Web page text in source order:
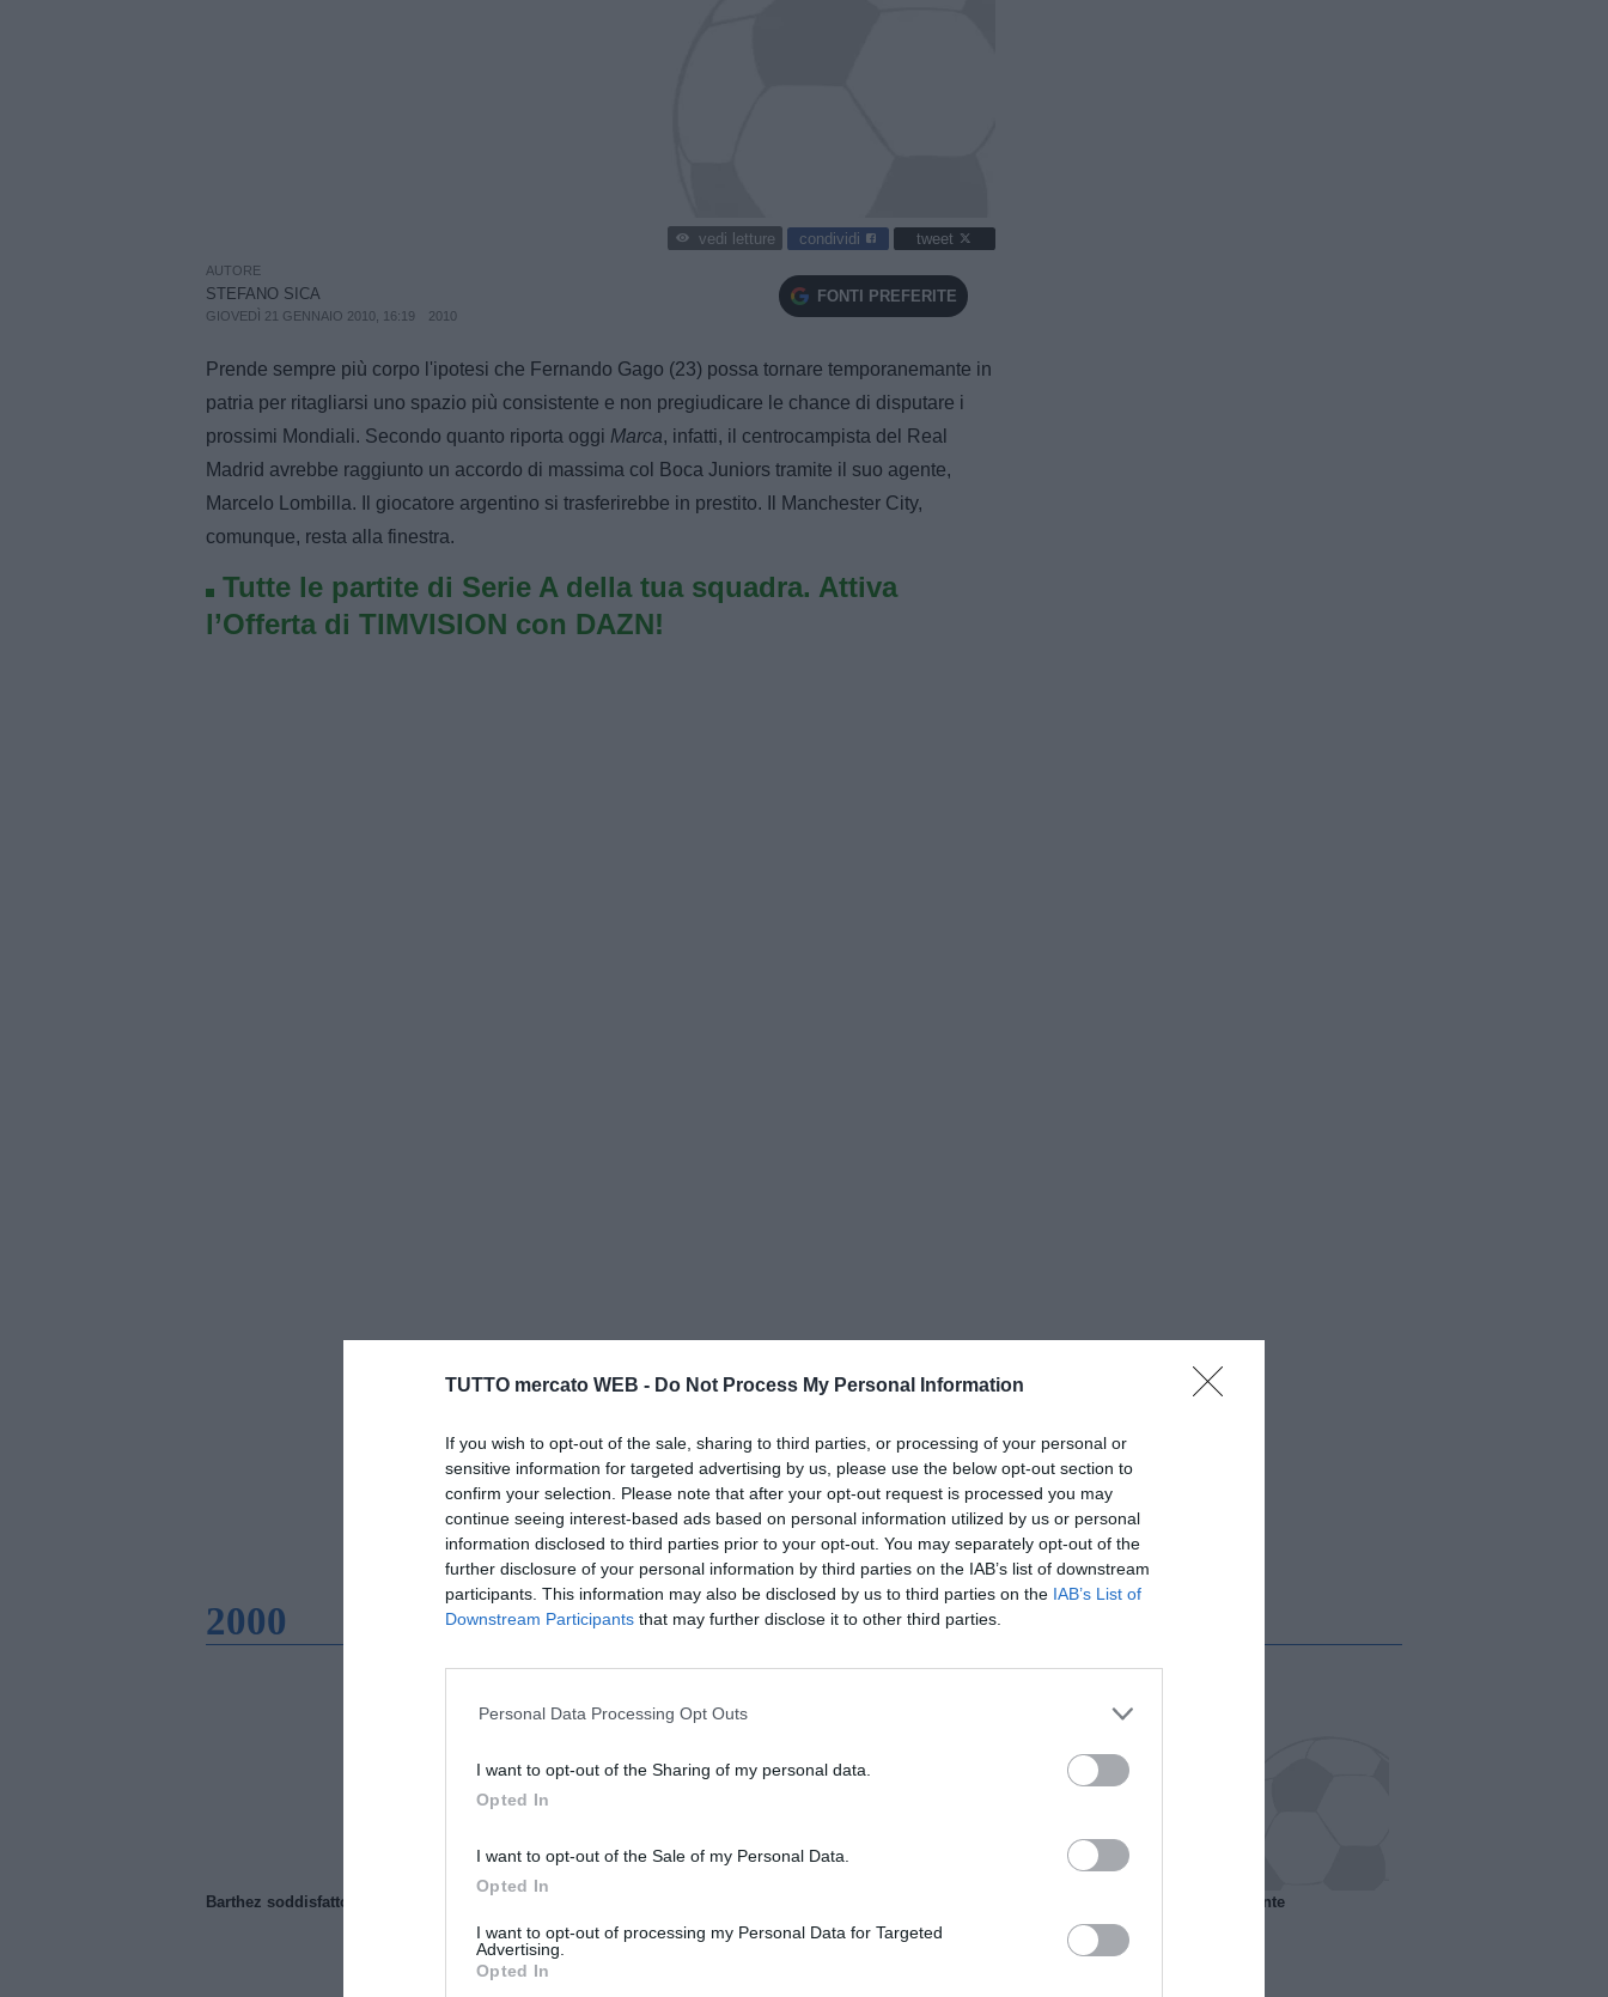
TUTTO mercato WEB - Do Not Process My Personal Information
If you wish to opt-out of the sale, sharing to third parties, or processing of your personal or
sensitive information for targeted advertising by us, please use the below opt-out section to
confirm your selection. Please note that after your opt-out request is processed you may
continue seeing interest-based ads based on personal information utilized by us or personal
information disclosed to third parties prior to your opt-out. You may separately opt-out of the
further disclosure of your personal information by third parties on the IAB’s list of downstream
participants. This information may also be disclosed by us to third parties on the IAB’s List of
Downstream Participants that may further disclose it to other third parties.
Personal Data Processing Opt Outs
I want to opt-out of the Sharing of my personal data.
Opted In
I want to opt-out of the Sale of my Personal Data.
Opted In
I want to opt-out of processing my Personal Data for Targeted
Advertising.
Opted In
vedi letture condividi tweet
AUTORE
STEFANO SICA
GIOVEDÌ 21 GENNAIO 2010, 16:19 2010
FONTI PREFERITE
Prende sempre più corpo l'ipotesi che Fernando Gago (23) possa tornare temporanemante in
patria per ritagliarsi uno spazio più consistente e non pregiudicare le chance di disputare i
prossimi Mondiali. Secondo quanto riporta oggi Marca, infatti, il centrocampista del Real
Madrid avrebbe raggiunto un accordo di massima col Boca Juniors tramite il suo agente,
Marcelo Lombilla. Il giocatore argentino si trasferirebbe in prestito. Il Manchester City,
comunque, resta alla finestra.
Tutte le partite di Serie A della tua squadra. Attiva
l’Offerta di TIMVISION con DAZN!
2000
Barthez soddisfatto del Manchester United Francia, il Marsiglia senza presidente